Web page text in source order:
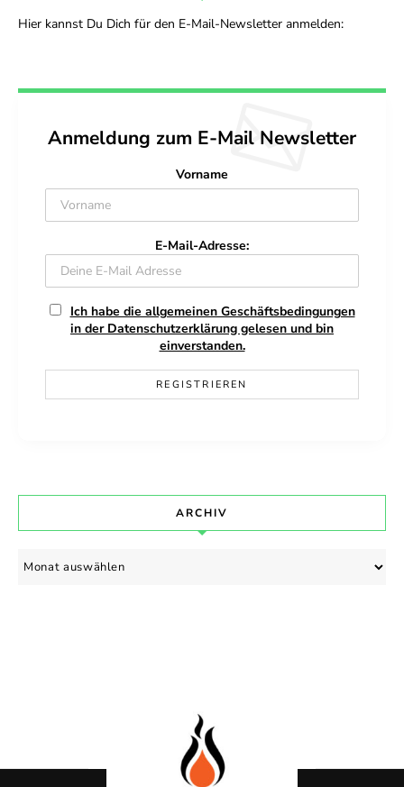
Hier kannst Du Dich für den E-Mail-Newsletter anmelden:
Anmeldung zum E-Mail Newsletter
Vorname
E-Mail-Adresse:
Ich habe die allgemeinen Geschäftsbedingungen
in der Datenschutzerklärung gelesen und bin
einverstanden.
ARCHIV
Archiv